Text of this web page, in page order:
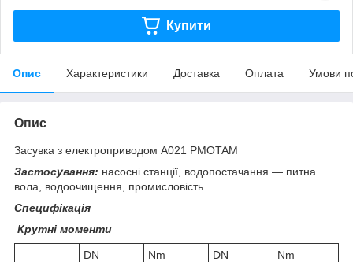
Купити
Опис Характеристики Доставка Оплата Умови
Опис
Засувка з електроприводом A021 PMOTAM
Застосування: насосні станції, водопостачання — питна
вола, водоочищення, промисловість.
Специфікація
Крутні моменти
DN Nm DN
Nm